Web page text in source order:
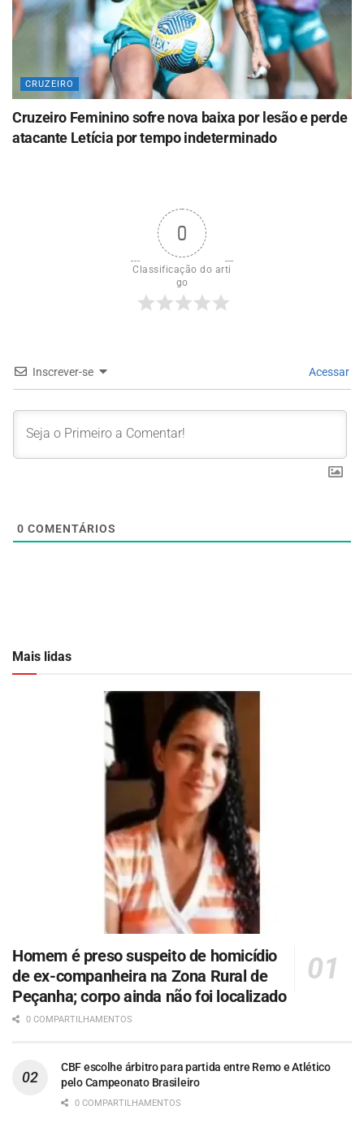
CRUZEIRO
Cruzeiro Feminino sofre nova baixa por lesão e perde
atacante Letícia por tempo indeterminado
0
Classificação do arti
go
Inscrever-se Acessar
0 COMENTÁRIOS
Mais lidas
Homem é preso suspeito de homicídio
de ex-companheira na Zona Rural de
Peçanha; corpo ainda não foi localizado
0 COMPARTILHAMENTOS
CBF escolhe árbitro para partida entre Remo e Atlético
pelo Campeonato Brasileiro
0 COMPARTILHAMENTOS